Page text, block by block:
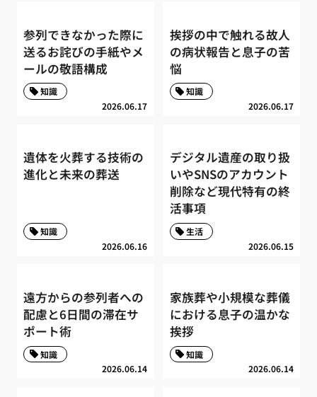
参列できなかった際に
送るお詫びの手紙やメ
ールの敬語構成
2026.06.17
知識
挨拶の中で触れる故人
の病状報告と息子の苦
悩
2026.06.17
知識
遺体を火葬する技術の
進化と未来の葬送
2026.06.16
知識
デジタル遺産の取り扱
いやSNSのアカウント
削除など現代特有の終
活事項
2026.06.15
生活
遠方からの参列者への
配慮と6日間の滞在サ
ポート術
2026.06.14
知識
家族葬や小規模な葬儀
における息子の温かな
挨拶
2026.06.14
知識